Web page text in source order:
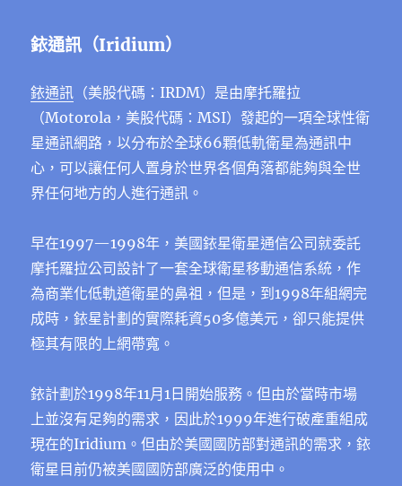
銥通訊（Iridium）
銥通訊 （美股代碼：IRDM）是由摩托羅拉
（Motorola，美股代碼：MSI）發起的一項全球性衛
星通訊網路，以分布於全球66顆低軌衛星為通訊中
心，可以讓任何人置身於世界各個角落都能夠與全世
界任何地方的人進行通訊。
早在1997—1998年，美國銥星衛星通信公司就委託
摩托羅拉公司設計了一套全球衛星移動通信系統，作
為商業化低軌道衛星的鼻祖，但是，到1998年組網完
成時，銥星計劃的實際耗資50多億美元，卻只能提供
極其有限的上網帶寬。
銥計劃於1998年11月1日開始服務。但由於當時市場
上並沒有足夠的需求，因此於1999年進行破產重組成
現在的Iridium。但由於美國國防部對通訊的需求，銥
衛星目前仍被美國國防部廣泛的使用中。